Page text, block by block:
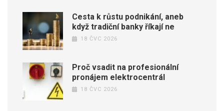
Cesta k růstu podnikání, aneb
když tradiční banky říkají ne
18 ČVC 2026
Proč vsadit na profesionální
pronájem elektrocentrál
18 ČVC 2026